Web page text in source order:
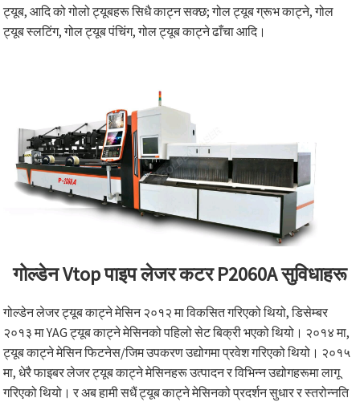
ट्यूब, आदि को गोलो ट्यूबहरू सिधै काट्न सक्छ; गोल ट्यूब ग्रूभ काट्ने, गोल
ट्यूब स्लटिंग, गोल ट्यूब पंचिंग, गोल ट्यूब काट्ने ढाँचा आदि।
गोल्डेन Vtop पाइप लेजर कटर P2060A सुविधाहरू
गोल्डेन लेजर ट्यूब काट्ने मेसिन २०१२ मा विकसित गरिएको थियो, डिसेम्बर
२०१३ मा YAG ट्यूब काट्ने मेसिनको पहिलो सेट बिक्री भएको थियो। २०१४ मा,
ट्यूब काट्ने मेसिन फिटनेस/जिम उपकरण उद्योगमा प्रवेश गरिएको थियो। २०१५
मा, धेरै फाइबर लेजर ट्यूब काट्ने मेसिनहरू उत्पादन र विभिन्न उद्योगहरूमा लागू
गरिएको थियो। र अब हामी सधैं ट्यूब काट्ने मेसिनको प्रदर्शन सुधार र स्तरोन्नति